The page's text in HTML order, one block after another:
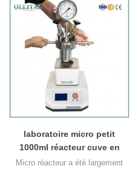
laboratoire micro petit
1000ml réacteur cuve en
acier inoxydable
Micro réacteur a été largement